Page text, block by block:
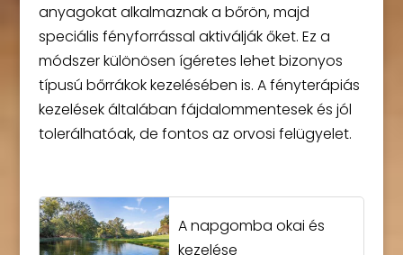
anyagokat alkalmaznak a bőrön, majd
speciális fényforrással aktiválják őket. Ez a
módszer különösen ígéretes lehet bizonyos
típusú bőrrákok kezelésében is. A fényterápiás
kezelések általában fájdalommentesek és jól
tolerálhatóak, de fontos az orvosi felügyelet.
A napgomba okai és
kezelése